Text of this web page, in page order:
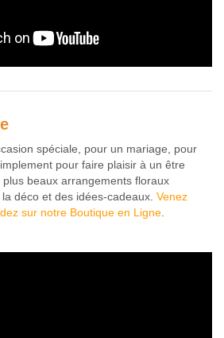
spéciale, pour un mariage, pour
pour faire plaisir à un être
beaux arrangements floraux
déco et des idées-cadeaux. Venez
sur notre Boutique en Ligne